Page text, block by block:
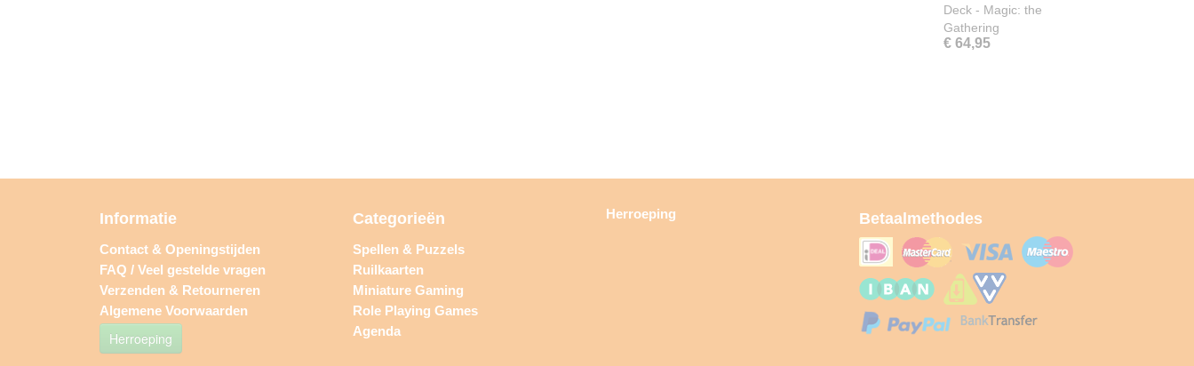
Deck - Magic: the
Gathering
€ 64,95
Informatie
Contact & Openingstijden
FAQ / Veel gestelde vragen
Verzenden & Retourneren
Algemene Voorwaarden
Herroeping
Categorieën
Spellen & Puzzels
Ruilkaarten
Miniature Gaming
Role Playing Games
Agenda
Herroeping Betaalmethodes